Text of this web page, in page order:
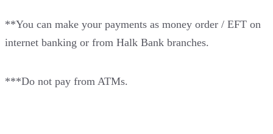
**You can make your payments as money order / EFT on
internet banking or from Halk Bank branches.
***Do not pay from ATMs.